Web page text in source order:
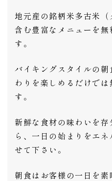
地元産の銘柄米多古米
含む豊富なメニューを無
す。
バイキングスタイルの
わりを楽しめるだけで
す。
新鮮な食材の味わいを
ら、一日の始まりをエ
せて下さい。
朝食はお客様の一日を